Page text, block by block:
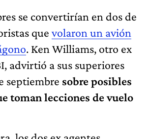
se convertirían en dos de
que volaron un avión
. Ken Williams, otro ex
advirtió a sus superiores
septiembre sobre posibles
toman lecciones de vuelo